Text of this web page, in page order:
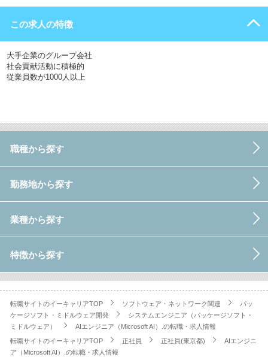
この求人の特徴
大手企業のグループ会社
社会貢献活動に積極的
従業員数が1000人以上
職種から探す
勤務地から探す
業種から探す
特徴から探す
転職サイトのイーキャリアTOP ソフトウェア・ネットワーク関連
パッ
ケージソフト・ミドルウェア開発
システムエンジニア（パッケージソフト・
ミドルウェア）
AIエンジニア（Microsoft AI）.の転職・求人情報
転職サイトのイーキャリアTOP 正社員 正社員(東京都)
AIエンジニ
ア（Microsoft AI）.の転職・求人情報